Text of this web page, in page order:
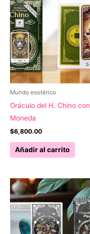
Mundo esotérico
Oráculo del H. Chino con
Moneda
$6,800.00
Añadir al carrito